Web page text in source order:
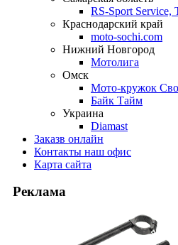
RS-Sport Service,
Краснодарский край
moto-sochi.com
Нижний Новгород
Мотолига
Омск
Мото-кружок
Байк Тайм
Украина
Diamast
Заказв онлайн
Контакты наш офис
Карта сайта
Реклама